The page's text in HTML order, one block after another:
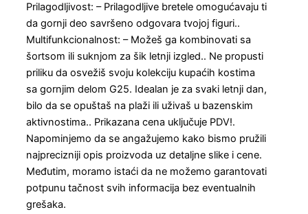
Prilagodljivost: – Prilagodljive bretele omogućavaju ti
da gornji deo savršeno odgovara tvojoj figuri..
Multifunkcionalnost: – Možeš ga kombinovati sa
šortsom ili suknjom za šik letnji izgled.. Ne propusti
priliku da osvežiš svoju kolekciju kupaćih kostima
sa gornjim delom G25. Idealan je za svaki letnji dan,
bilo da se opuštaš na plaži ili uživaš u bazenskim
aktivnostima.. Prikazana cena uključuje PDV!.
Napominjemo da se angažujemo kako bismo pružili
najprecizniji opis proizvoda uz detaljne slike i cene.
Međutim, moramo istaći da ne možemo garantovati
potpunu tačnost svih informacija bez eventualnih
grešaka.